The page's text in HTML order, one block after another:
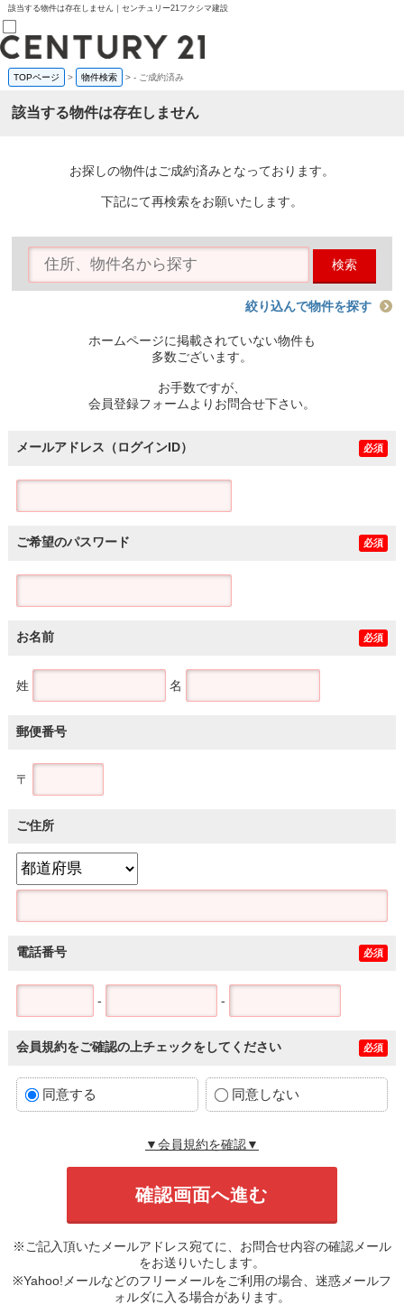
該当する物件は存在しません｜センチュリー21フクシマ建設
売買部
0120-800-844
賃貸部
会員メニュー
物件を探す
購入TOP
条件から探す
住宅ローン控除シミュレータ
TOPページ > 物件検索 >- ご成約済み
該当する物件は存在しません
お探しの物件はご成約済みとなっております。
下記にて再検索をお願いたします。
検索
絞り込んで物件を探す
ホームページに掲載されていない物件も
多数ございます。
お手数ですが、
会員登録フォームよりお問合せ下さい。
メールアドレス（ログインID） 必須
ご希望のパスワード 必須
お名前 必須
姓 名
郵便番号
〒
ご住所
電話番号 必須
- -
会員規約をご確認の上チェックをしてください 必須
同意する 同意しない
▼会員規約を確認▼
※ご記入頂いたメールアドレス宛てに、お問合せ内容の確認メール
をお送りいたします。
※Yahoo!メールなどのフリーメールをご利用の場合、迷惑メールフ
ォルダに入る場合があります。